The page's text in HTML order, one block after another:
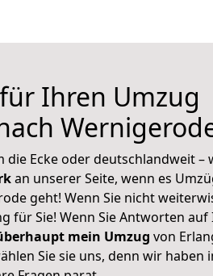
Ihren Umzug
die Ecke oder deutschlandweit –
an unserer Seite, wenn es
geht! Wenn Sie nicht
für Sie! Wenn Sie Antworten auf
mein Umzug von
Sie sie uns, denn wir haben